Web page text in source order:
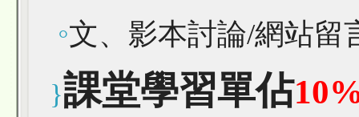
◦文、影本討論/網站留
}課堂學習單佔10